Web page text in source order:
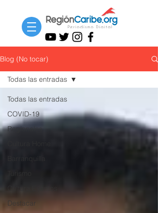
Blog (No tocar)
Todas las entradas
COVID-19
Regionales
Turismo
Destacar
Todas las entradas